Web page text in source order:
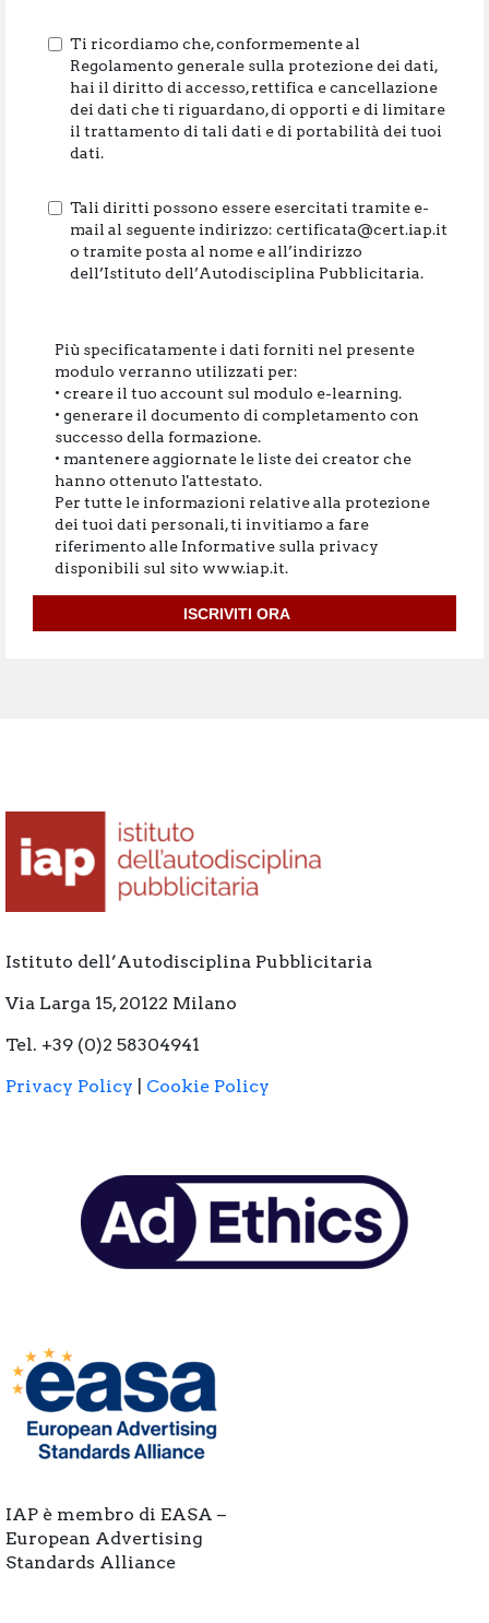
Ti ricordiamo che, conformemente al
Regolamento generale sulla protezione dei dati,
hai il diritto di accesso, rettifica e cancellazione
dei dati che ti riguardano, di opporti e di limitare
il trattamento di tali dati e di portabilità dei tuoi
dati.
Tali diritti possono essere esercitati tramite e-
mail al seguente indirizzo: certificata@cert.iap.it
o tramite posta al nome e all’indirizzo
dell’Istituto dell’Autodisciplina Pubblicitaria.
Più specificatamente i dati forniti nel presente
modulo verranno utilizzati per:
• creare il tuo account sul modulo e-learning.
• generare il documento di completamento con
successo della formazione.
• mantenere aggiornate le liste dei creator che
hanno ottenuto l'attestato.
Per tutte le informazioni relative alla protezione
dei tuoi dati personali, ti invitiamo a fare
riferimento alle Informative sulla privacy
disponibili sul sito www.iap.it.
Istituto dell’Autodisciplina Pubblicitaria
Via Larga 15, 20122 Milano
Tel. +39 (0)2 58304941
Privacy Policy
Cookie Policy
IAP è membro di EASA –
European Advertising
Standards Alliance